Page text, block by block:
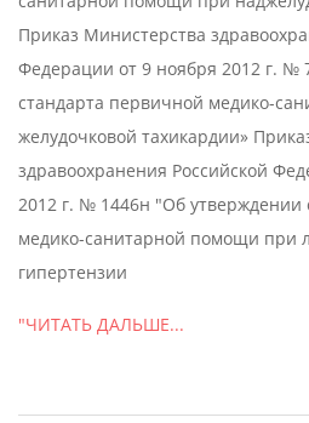
Приказ Министерства
Федерации от 9 ноября 2012 г. №
стандарта первичной медико-
желудочковой тахикардии»
здравоохранения Российской
2012 г. № 1446н "Об утверждении
медико-санитарной помощи при
гипертензии
"ЧИТАТЬ ДАЛЬШЕ...